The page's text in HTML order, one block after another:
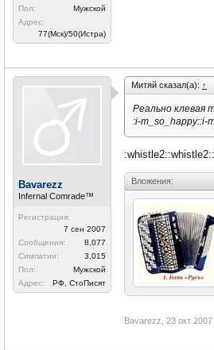
Пол:
Мужской
Адрес:
77(Мск)/50(Истра)
Bavarezz
Infernal Comrade™
Регистрация:
7 сен 2007
Сообщения:
8,077
Симпатии:
3,015
Пол:
Мужской
Адрес:
РФ, СтоПисят
Митяй сказал(а): ↑
Реально
:i-m_so_happy::i-
Вложения:
Bavarezz 23 окт 2007